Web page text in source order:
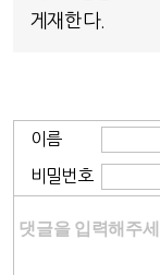
게재한다.
이름
비밀번호